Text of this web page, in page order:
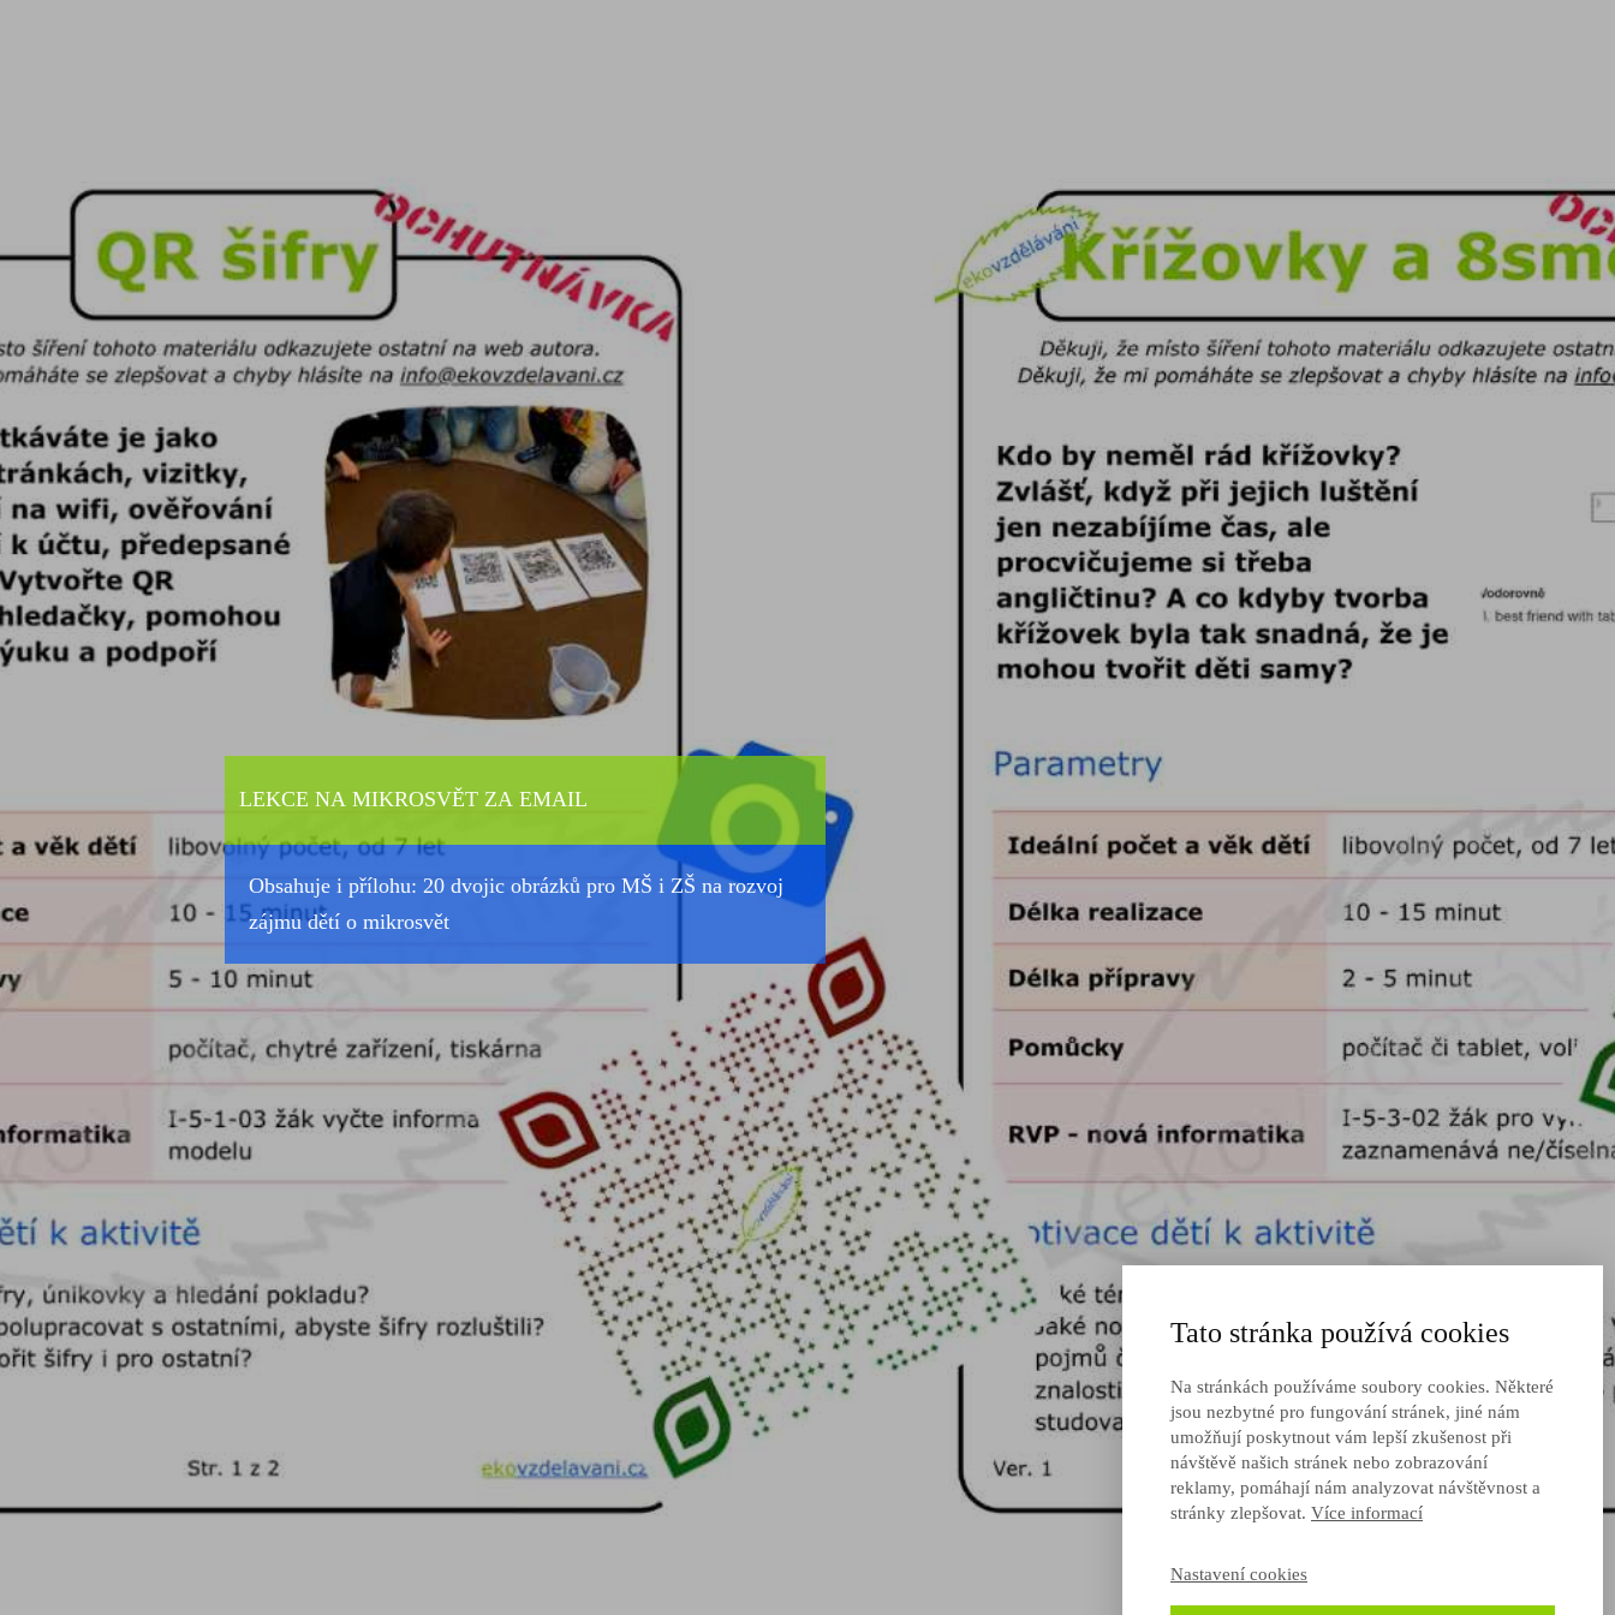
LEKCE NA MIKROSVĚT ZA EMAIL
Obsahuje i přílohu: 20 dvojic obrázků pro MŠ i ZŠ na rozvoj
zájmu dětí o mikrosvět
Tato stránka používá cookies
Na stránkách používáme soubory cookies. Některé
jsou nezbytné pro fungování stránek, jiné nám
umožňují poskytnout vám lepší zkušenost při
návštěvě našich stránek nebo zobrazování
reklamy, pomáhají nám analyzovat návštěvnost a
stránky zlepšovat. Více informací
Nastavení cookies